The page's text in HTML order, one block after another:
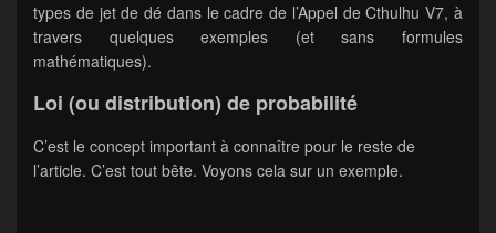
types de jet de dé dans le cadre de l’Appel de Cthulhu V7, à
travers quelques exemples (et sans formules
mathématiques).
Loi (ou distribution) de probabilité
C’est le concept important à connaître pour le reste de
l’article. C’est tout bête. Voyons cela sur un exemple.